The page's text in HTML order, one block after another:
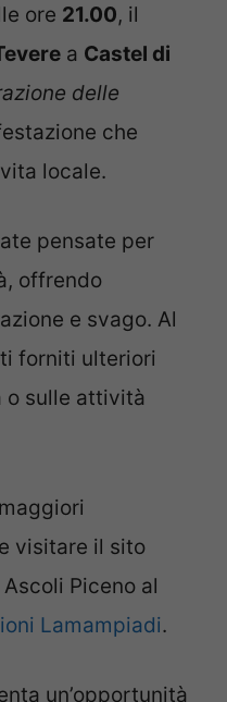
ore 21.00, il
a Castel di
delle
che
locale.
pensate per
offrendo
e svago. Al
forniti ulteriori
o sulle attività
visitare il sito
Piceno al
Lamampiadi.
un’opportunità